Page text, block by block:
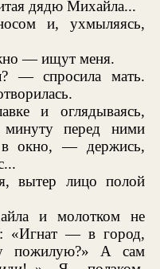
дядю Михайла...
и, ухмыляясь,
— ищут меня.
— спросила мать.
и оглядываясь,
перед ними
окно, — держись,
вытер лицо полой
и молотком не
«Игнат — в город,
пожилую?» А сам